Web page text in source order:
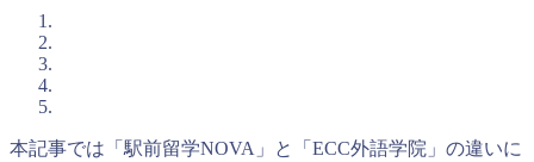
本記事では「駅前留学NOVA」と「ECC外語学院」の違いに